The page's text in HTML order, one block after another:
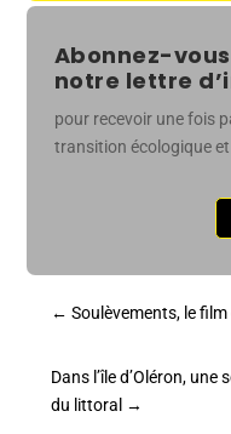
Abonnez-
notre lettre
pour recevoir une fois
transition écologique
←Soulèvements, le
Dans l’île d’Oléron,
du littoral →